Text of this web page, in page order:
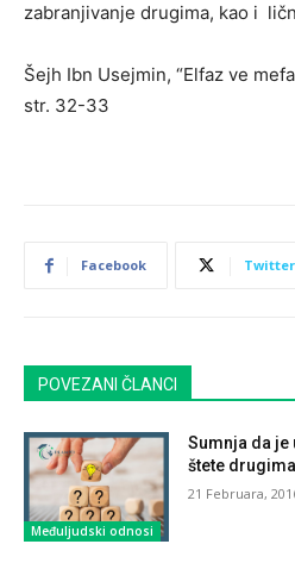
zabranjivanje drugima, kao i
Šejh Ibn Usejmin, “Elfaz ve
str. 32-33
Facebook Twitter
POVEZANI ČLANCI
Međuljudski odnosi
Sumnja da je
štete drugima
21 Februara,